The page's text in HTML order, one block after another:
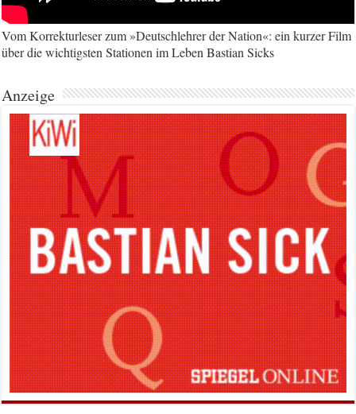
Vom Korrekturleser zum »Deutschlehrer der Nation«: ein kurzer Film
über die wichtigsten Stationen im Leben Bastian Sicks
Anzeige